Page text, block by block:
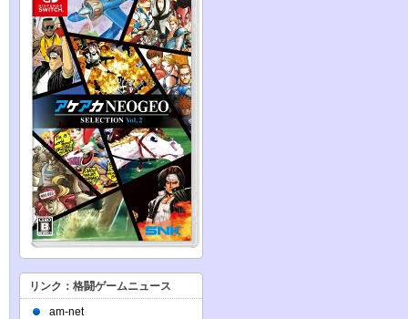
リンク：格闘ゲームニュース
am-net